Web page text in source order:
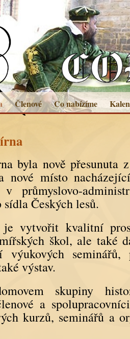
Členové Co nabízíme
byla nově
nové místo
průmyslovo-
Českých lesů.
je vytvořit kvalitní
škol, ale také
výukových
výstav.
skupiny
a
kurzů, seminářů a